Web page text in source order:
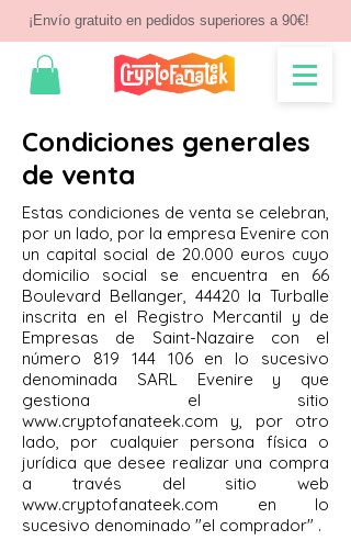
¡Envío gratuito en pedidos superiores a 90€!
Condiciones generales
de venta
Estas condiciones de venta se celebran,
por un lado, por la empresa Evenire con
un capital social de 20.000 euros cuyo
domicilio social se encuentra en 66
Boulevard Bellanger, 44420 la Turballe
inscrita en el Registro Mercantil y de
Empresas de Saint-Nazaire con el
número 819 144 106en lo sucesivo
denominada SARL Evenire y que
gestiona el sitio
www.cryptofanateek.com y, por otro
lado, por cualquier persona física o
jurídica que desee realizar una compra
a través del sitio web
www.cryptofanateek.com en lo
sucesivo denominado "el comprador" .